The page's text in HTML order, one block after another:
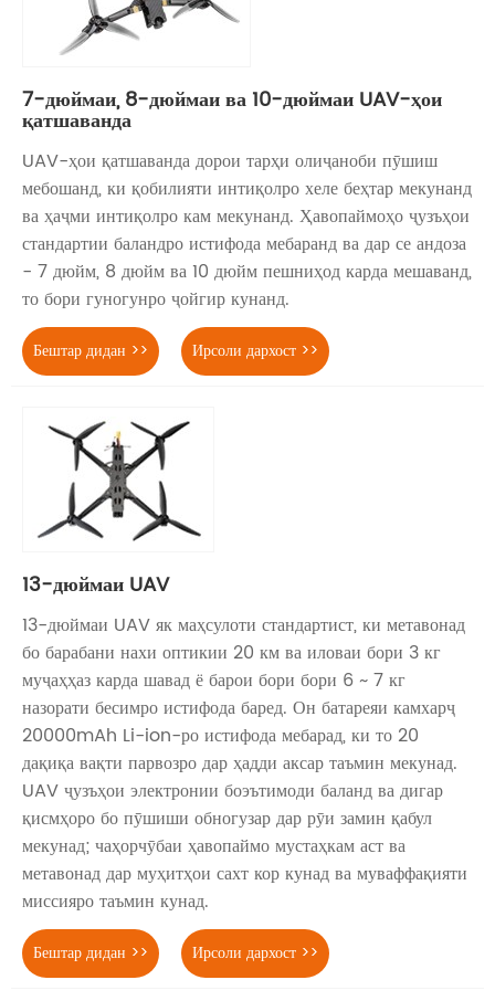
7-дюймаи, 8-дюймаи ва 10-дюймаи UAV-ҳои
қатшаванда
UAV-ҳои қатшаванда дорои тарҳи олиҷаноби пӯшиш
мебошанд, ки қобилияти интиқолро хеле беҳтар мекунанд
ва ҳаҷми интиқолро кам мекунанд. Ҳавопаймоҳо ҷузъҳои
стандартии баландро истифода мебаранд ва дар се андоза
- 7 дюйм, 8 дюйм ва 10 дюйм пешниҳод карда мешаванд,
то бори гуногунро ҷойгир кунанд.
Бештар дидан >> Ирсоли дархост >>
13-дюймаи UAV
13-дюймаи UAV як маҳсулоти стандартист, ки метавонад
бо барабани нахи оптикии 20 км ва иловаи бори 3 кг
муҷаҳҳаз карда шавад ё барои бори бори 6 ~ 7 кг
назорати бесимро истифода баред. Он батареяи камхарҷ
20000mAh Li-ion-ро истифода мебарад, ки то 20
дақиқа вақти парвозро дар ҳадди аксар таъмин мекунад.
UAV ҷузъҳои электронии боэътимоди баланд ва дигар
қисмҳоро бо пӯшиши обногузар дар рӯи замин қабул
мекунад; чаҳорчӯбаи ҳавопаймо мустаҳкам аст ва
метавонад дар муҳитҳои сахт кор кунад ва муваффақияти
миссияро таъмин кунад.
Бештар дидан >> Ирсоли дархост >>